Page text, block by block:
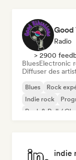
Good
Radio
> 2900
BluesElectronic
Diffuser des
Blues Rock
Indie rock
Rock & Roll /
indie